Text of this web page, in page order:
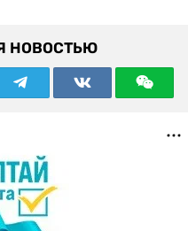
НОВОСТЬЮ